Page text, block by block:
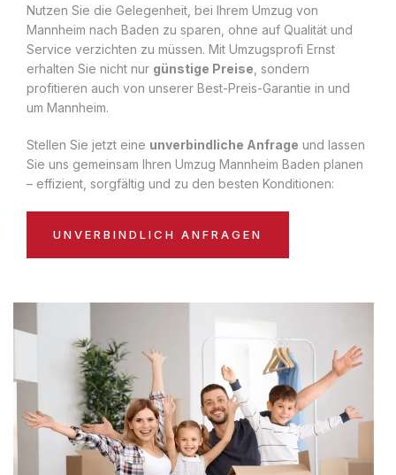
Nutzen Sie die Gelegenheit, bei Ihrem Umzug von
Mannheim nach Baden zu sparen, ohne auf Qualität und
Service verzichten zu müssen. Mit Umzugsprofi Ernst
erhalten Sie nicht nur günstige Preise , sondern
profitieren auch von unserer Best-Preis-Garantie in und
um Mannheim.
Stellen Sie jetzt eine unverbindliche Anfrage und lassen
Sie uns gemeinsam Ihren Umzug Mannheim Baden planen
– effizient, sorgfältig und zu den besten Konditionen:
UNVERBINDLICH ANFRAGEN